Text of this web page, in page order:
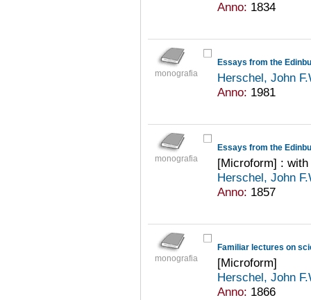
Anno: 1834
monografia
Essays from the
Herschel, John
Anno: 1981
monografia
Essays from the
[Microform] :
Herschel, John
Anno: 1857
monografia
Familiar lectures on
[Microform]
Herschel, John
Anno: 1866